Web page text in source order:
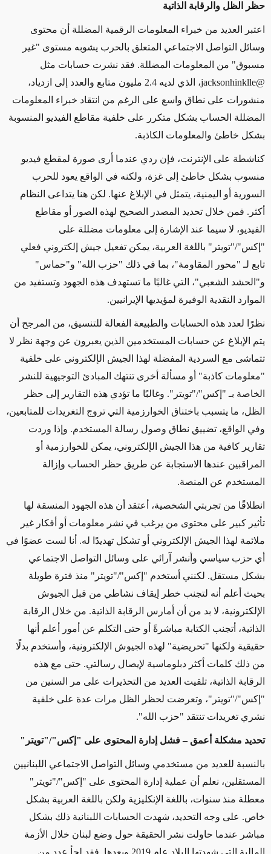
حظر الظل والرقابة الذاتية
اعتبر العديد من خبراء المعلومات الرقمية المضللة أن محتوى
وسائل التواصل الاجتماعي المتعلق بالحرب يشوبه مستوى "غير
مسبوق" من المعلومات المضللة. فقد نشرت حسابات مثل
@jacksonhinklle
، الذي لديه 2.4 مليون متابع والعدد إلى ازدياد،
منشورات على نطاق واسع على الرغم من انتقاد خبراء المعلومات
المضللة الحساب بشكل متكرر على خلفية مقاطع الفيديو المنسوبة
بشكل خاطئ والمعلومات الكاذبة.
كناشطة على الإنترنت، فإن ردي عندما أرى صورة لمقطع فيديو
منسوب بشكل خاطئ إلى غزة، ولكنه في الواقع يعود للحرب
السورية أو اليمنية، يتمثل في الإبلاغ عنها. لكن هنا يتداعى النظام
أكثر. فمن خلال تحديد المصدر الصحيح لهذه الصور أو مقاطع
الفيديو، لا سيما عند الإشارة إلى معلومات مضللة على
"إكس"/"تويتر" باللغة العربية، يمكن تفعيل جيش إلكتروني فعلي
تابع لـ "محور المقاومة"، بما في ذلك "حزب الله" و"حماس"
و"الحشد الشعبي"، التي غالبًا ما تستهدف هذه الجهود وتستفيد من
الموارد النقدية الوفيرة لمؤيديها الإيرانيين.
نظرًا لعدد هذه الحسابات والطبيعة الفعالة للتنسيق، من المرجح أن
يتم الإبلاغ عن حسابات المستخدمين الذين يعبرون عن وجهة نظر لا
تتماشى مع السردية المفضلة لهذا الجيش الإلكتروني على خلفية
"معلومات كاذبة" أو مسألة أخرى تنتهك المبادئ التوجيهية للنشر
الخاصة بـ "إكس"/"تويتر". وغالبًا ما تؤدي هذه التقارير إلى حظر
الظل، ما يتسبب باختناق الخوارزمية التي تروج التغريدات للمتابعين،
وفي الواقع، تضييق نطاق وصول رسالة المستخدم. وإذا وردت
تقارير كافية من هذا الجيش الإلكتروني، يمكن للخوارزمية أو
المراقبين عندها الاستجابة عن طريق حظر الحساب وإزالة
المستخدم عن المنصة.
انطلاقًا من تجربتي الشخصية، أعتقد أن هذه الجهود المنسقة لها
تأثير كبير على محتوى من يرغب في نشر معلومات أو أفكار غير
ملائمة لهذا الجيش الإلكتروني أو تشكل تهديدًا له. أنا لست عضوًا في
أي حزب سياسي وأنشر آرائي على وسائل التواصل الاجتماعي
بشكل مستقل. لكنني أستخدم "إكس"/"تويتر" منذ فترة طويلة
بحيث أعلم أنه لتجنب خطر إيقاف نشاطي من قبل الجيوش
الإلكترونية، لا بد من أن أمارس الرقابة الذاتية. من خلال الرقابة
الذاتية، أتجنب الكتابة مباشرةً أو حتى التكلم عن أمور أعلم أنها
حقيقية ولكنها "تحريضية" لهذه الجيوش الإلكترونية، وأستخدم بدلًا
من ذلك كلمات أكثر دبلوماسية لإيصال رسالتي. حتى مع هذه
الرقابة الذاتية، تلقيت العديد من التحذيرات على مر السنين من
"إكس"/"تويتر"، وتعرضت لحظر الظل مرات عدة على خلفية
نشري تغريدات تنتقد "حزب الله".
تحديد مشكلة أعمق – فشل إدارة المحتوى على "إكس"/"تويتر"
بالنسبة للعديد من مستخدمي وسائل التواصل الاجتماعي اللبنانيين
المستقلين، نعلم أن عملية إدارة المحتوى على "إكس"/"تويتر"
معطلة منذ سنوات، باللغة الإنكليزية ولكن باللغة العربية بشكل
خاص. على وجه التحديد، شهدت الحسابات اللبنانية ذلك بشكل
مباشر عندما حاولت نشر الحقيقة حول وضع لبنان خلال الأزمة
المالية التي شهدتها البلاد عام 2019 وبعدها. فقد لجأ عدد من